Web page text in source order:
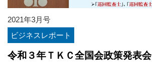
2021年3月号
ビジネスレポート
令和３年ＴＫＣ全国会政策発表会